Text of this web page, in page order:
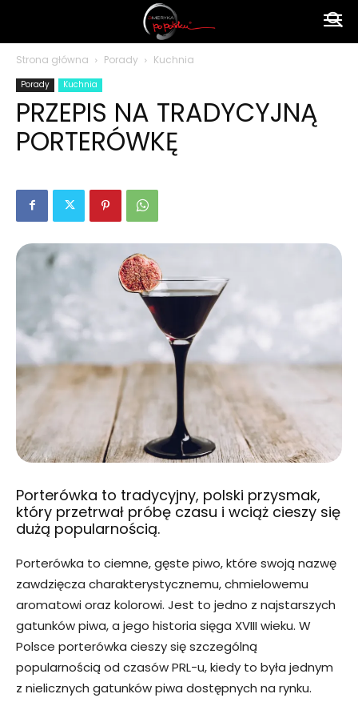
Strona główna Porady Kuchnia
Porady Kuchnia
PRZEPIS NA TRADYCYJNĄ
PORTERÓWKĘ
Porterówka to tradycyjny, polski przysmak,
który przetrwał próbę czasu i wciąż cieszy się
dużą popularnością.
Porterówka to ciemne, gęste piwo, które swoją nazwę
zawdzięcza charakterystycznemu, chmielowemu
aromatowi oraz kolorowi. Jest to jedno z najstarszych
gatunków piwa, a jego historia sięga XVIII wieku. W
Polsce porterówka cieszy się szczególną
popularnością od czasów PRL-u, kiedy to była jednym
z nielicznych gatunków piwa dostępnych na rynku.